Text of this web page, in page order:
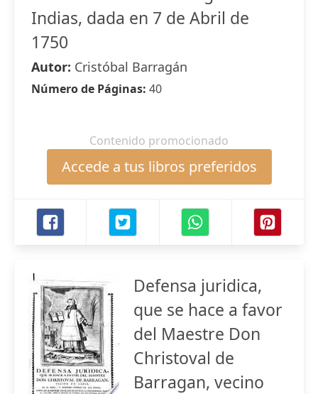
Indias, dada en 7 de Abril de
1750
Autor: Cristóbal Barragán
Número de Páginas: 40
Contenido promocionado
Accede a tus libros preferidos
Defensa juridica,
que se hace a favor
del Maestre Don
Christoval de
Barragan, vecino